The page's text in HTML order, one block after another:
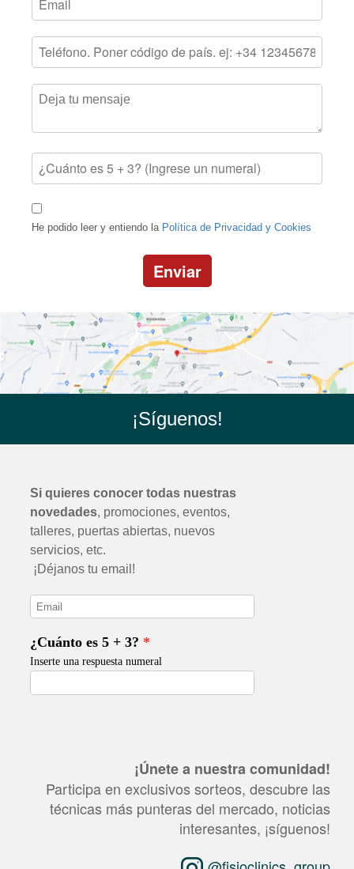
He podido leer y entiendo la Política de Privacidad y Cookies
Enviar
¡Síguenos!
¡Únete a nuestra comunidad!
Participa en exclusivos sorteos, descubre las
técnicas más punteras del mercado, noticias
interesantes, ¡síguenos!